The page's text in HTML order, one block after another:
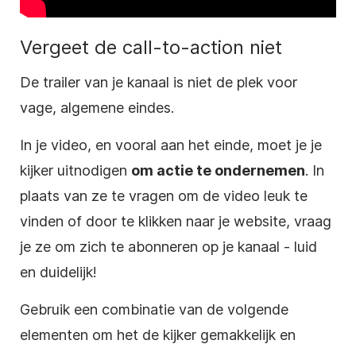
Vergeet de call-to-action niet
De trailer van je kanaal is niet de plek voor
vage, algemene eindes.
In je video, en vooral aan het einde, moet je je
kijker uitnodigen om actie te ondernemen. In
plaats van ze te vragen om de video leuk te
vinden of door te klikken naar je website, vraag
je ze om zich te abonneren op je kanaal - luid
en duidelijk!
Gebruik een combinatie van de volgende
elementen om het de kijker gemakkelijk en